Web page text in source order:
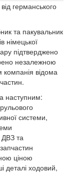
германського
та пакувальник
німецької
підтверджено
незалежною
відома
​​наступним:
системи,
та
ціною
деталі ходовий,